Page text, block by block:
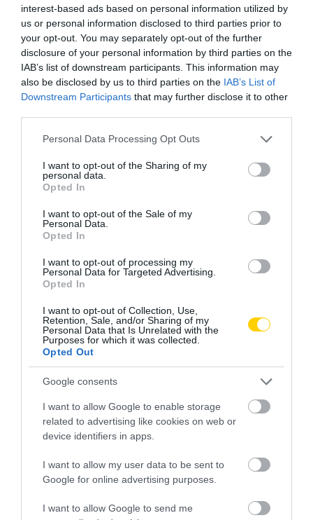
interest-based ads based on personal information utilized by
us or personal information disclosed to third parties prior to
your opt-out. You may separately opt-out of the further
disclosure of your personal information by third parties on the
IAB’s list of downstream participants. This information may
also be disclosed by us to third parties on the IAB’s List of
Downstream Participants that may further disclose it to other
Please note that this website/app uses one or more Google
not limited to your visit or usage behaviour. You may click to
grant or deny consent to Google and its third-party tags to
use your data for below specified purposes in below Google
consent section.
Personal Data Processing Opt Outs
I want to opt-out of the Sharing of my
personal data.
Opted In
I want to opt-out of the Sale of my
Personal Data.
Opted In
I want to opt-out of processing my
Personal Data for Targeted Advertising.
Opted In
I want to opt-out of Collection, Use,
Retention, Sale, and/or Sharing of my
Personal Data that Is Unrelated with the
Purposes for which it was collected.
Opted Out
Google consents
I want to allow Google to enable storage
related to advertising like cookies on web or
device identifiers in apps.
I want to allow my user data to be sent to
Google for online advertising purposes.
I want to allow Google to send me